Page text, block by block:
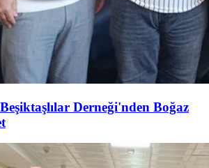
Derneği'nden Boğaz